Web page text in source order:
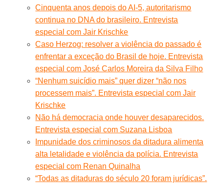
Cinquenta anos depois do AI-5, autoritarismo
continua no DNA do brasileiro. Entrevista
especial com Jair Krischke
Caso Herzog: resolver a violência do passado é
enfrentar a exceção do Brasil de hoje. Entrevista
especial com José Carlos Moreira da Silva Filho
“Nenhum suicídio mais” quer dizer “não nos
processem mais”. Entrevista especial com Jair
Krischke
Não há democracia onde houver desaparecidos.
Entrevista especial com Suzana Lisboa
Impunidade dos criminosos da ditadura alimenta
alta letalidade e violência da polícia. Entrevista
especial com Renan Quinalha
“Todas as ditaduras do século 20 foram jurídicas”.